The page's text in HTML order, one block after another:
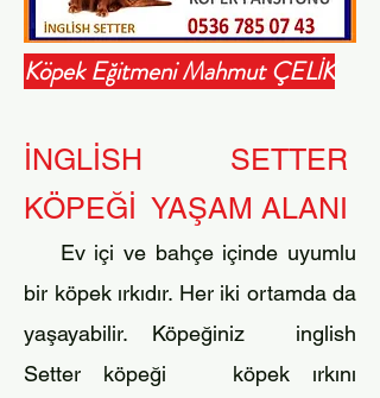
Köpek Eğitmeni Mahmut ÇELİK
İNGLİSH SETTER
KÖPEĞİ YAŞAM ALANI
Ev içi ve bahçe içinde uyumlu
bir köpek ırkıdır. Her iki ortamda da
yaşayabilir. Köpeğiniz inglish
Setter köpeği köpek ırkını